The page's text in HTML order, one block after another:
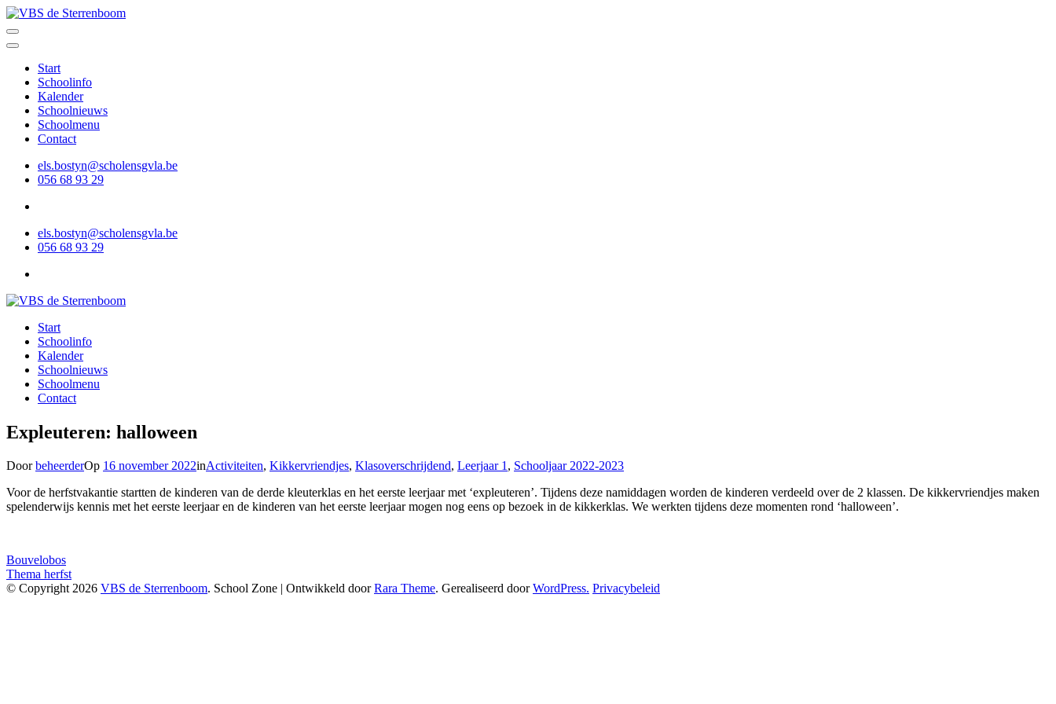
Ga
naar
inhoud
enter)
Start
Schoolinfo
Kalender
Schoolnieuws
Schoolmenu
Contact
els.bostyn@scholensgvla.be
056 68 93 29
els.bostyn@scholensgvla.be
056 68 93 29
VBS de Sterrenboom
Gotstraat 1A, 9790 Wortegem-Petegem
Start
Schoolinfo
Kalender
Schoolnieuws
Schoolmenu
Contact
Expleuteren: halloween
DoorbeheerderOp 16 november 2022inActiviteiten, Kikkervriendjes, Klasoverschrijdend, Leerjaar 1 , Schooljaar 2022-2023
Voor de herfstvakantie startten de kinderen van de derde kleuterklas en het eerste leerjaar met ‘expleuteren’. Tijdens deze namiddagen worden de kinderen verdeeld over de 2 klassen. De kikkervriendjes maken
spelenderwijs kennis met het eerste leerjaar en de kinderen van het eerste leerjaar mogen nog eens op bezoek in de kikkerklas. We werkten tijdens deze momenten rond ‘halloween’.
Bericht
navigatie
Bouvelobos
Thema herfst
© Copyright 2026 VBS de Sterrenboom. School Zone | Ontwikkeld doorRara Theme. Gerealiseerd doorWordPress. Privacybeleid